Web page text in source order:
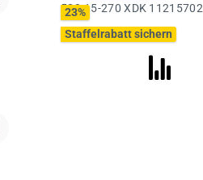
23%
Staffelrabatt sichern